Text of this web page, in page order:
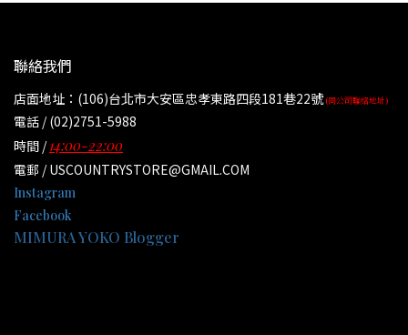
聯絡我們
店面地址：(106)台北市大安區忠孝東路四段181巷22號(同公司聯絡地址)
電話 / (02)2751-5988
時間 /14:00-22:00
電郵 / USCOUNTRYSTORE@GMAIL.COM
Instagram
Facebook
MIMURA YOKO Blogger